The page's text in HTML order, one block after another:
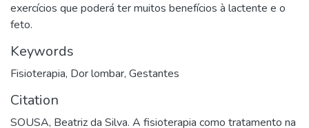
exercícios que poderá ter muitos benefícios à lactente e o
feto.
Keywords
Fisioterapia, Dor lombar, Gestantes
Citation
SOUSA, Beatriz da Silva. A fisioterapia como tratamento na